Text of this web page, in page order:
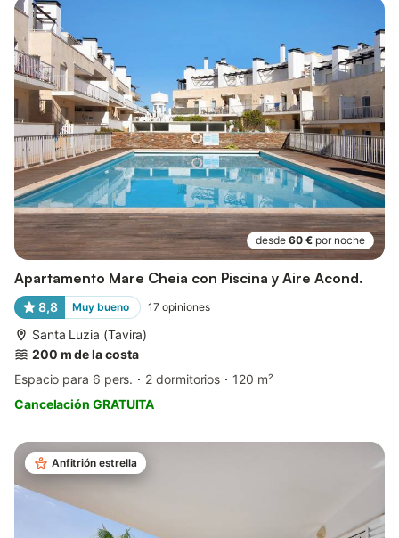
desde 60 € por noche
Apartamento Mare Cheia con Piscina y Aire Acond.
8,8 Muy bueno 17 opiniones
Santa Luzia (Tavira)
200 m de la costa
Espacio para 6 pers.
2 dormitorios
120 m²
Cancelación GRATUITA
Anfitrión estrella